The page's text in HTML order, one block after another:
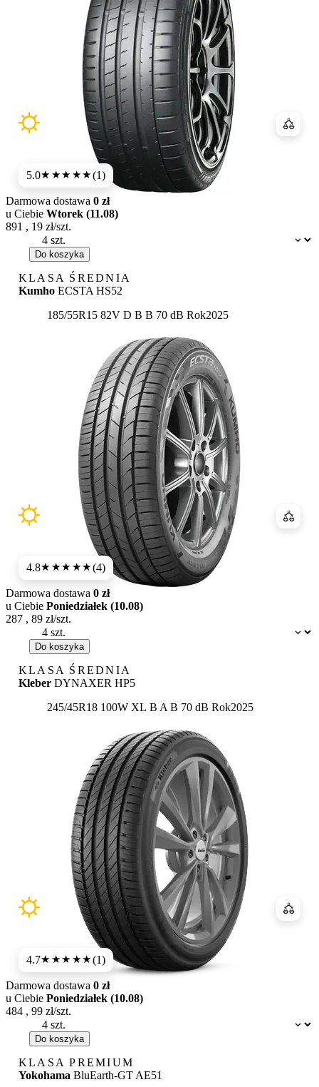
5.0★★★★★(1)
Dostępność:
Darmowa dostawa 0 zł
u Ciebie Wtorek (11.08)
891 , 19 zł/szt.
Do koszyka
KLASA ŚREDNIA
Kumho ECSTA HS52
185/55R15 82V Etykieta:
D B B 70 dB Rok2025
4.8★★★★★(4)
Dostępność:
Darmowa dostawa 0 zł
u Ciebie Poniedziałek (10.08)
287 , 89 zł/szt.
Do koszyka
KLASA ŚREDNIA
Kleber DYNAXER HP5
245/45R18 100W XL Etykieta:
B A B 70 dB Rok2025
4.7★★★★★(1)
Dostępność:
Darmowa dostawa 0 zł
u Ciebie Poniedziałek (10.08)
484 , 99 zł/szt.
Do koszyka
KLASA PREMIUM
Yokohama BluEarth-GT AE51